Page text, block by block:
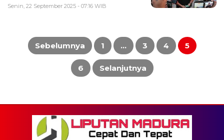
Senin, 22 September 2025 - 07:16 WIB
Paginasi
posSebelumnya 1 … 3 4 5
6 Selanjutnya